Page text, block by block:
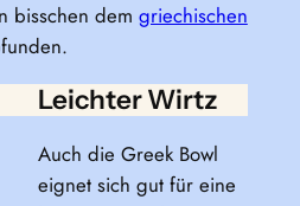
bisschen dem griechischen
Leichter Wirtz
Auch die Greek Bowl
eignet sich gut für eine